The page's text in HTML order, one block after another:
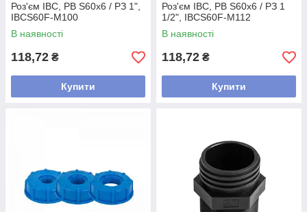
Роз'єм IBC, РВ S60x6 / РЗ 1",
IBCS60F-M100
В наявності
118,72 ₴
Купити
Роз'єм IBC, РВ S60x6 / РЗ 1
1/2", IBCS60F-M112
В наявності
118,72 ₴
Купити